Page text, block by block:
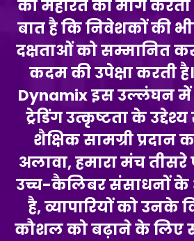
की महारत की मांग
बात है कि निवेशकों की
दक्षताओं को सम्मानित
कदम की उपेक्षा करती
Dynamix इस उल्लंघन
ट्रेडिंग उत्कृष्टता के
शैक्षिक सामग्री प्रदान
अलावा, हमारा मंच तीसरे
उच्च-कैलिबर संसाधनों के
है, व्यापारियों को उनके
कौशल को बढ़ाने के लिए